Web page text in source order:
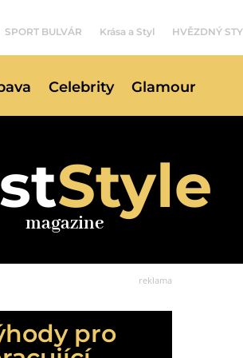
SPORT BULVÁR Krása a Styl HVĚZDNÝ
Celebrity Glamour
Style
magazine
reklama
pro